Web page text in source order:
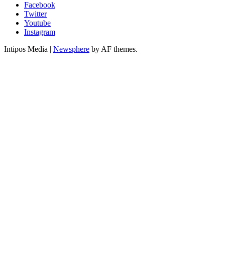
Facebook
Twitter
Youtube
Instagram
Intipos Media | Newsphere by AF themes.